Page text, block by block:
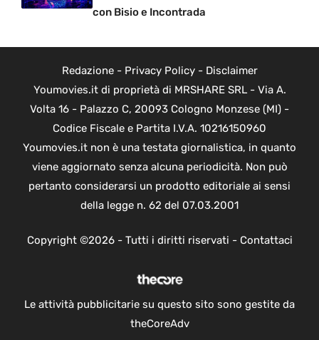
con Bisio e Incontrada
Redazione- Privacy Policy- Disclaimer
Youmovies.it di proprietà di MRSHARE SRL - Via A.
Volta 16 - Palazzo C, 20093 Cologno Monzese (MI) -
Codice Fiscale e Partita I.V.A. 10216150960
Youmovies.it non è una testata giornalistica, in quanto
viene aggiornato senza alcuna periodicità. Non può
pertanto considerarsi un prodotto editoriale ai sensi
della legge n. 62 del 07.03.2001
Copyright ©2026 - Tutti i diritti riservati - Contattaci
Le attività pubblicitarie su questo sito sono gestite da
theCoreAdv